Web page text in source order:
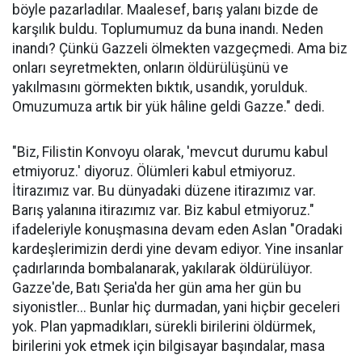
böyle pazarladılar. Maalesef, barış yalanı bizde de
karşılık buldu. Toplumumuz da buna inandı. Neden
inandı? Çünkü Gazzeli ölmekten vazgeçmedi. Ama biz
onları seyretmekten, onların öldürülüşünü ve
yakılmasını görmekten bıktık, usandık, yorulduk.
Omuzumuza artık bir yük hâline geldi Gazze." dedi.
"Biz, Filistin Konvoyu olarak, 'mevcut durumu kabul
etmiyoruz.' diyoruz. Ölümleri kabul etmiyoruz.
İtirazımız var. Bu dünyadaki düzene itirazımız var.
Barış yalanına itirazımız var. Biz kabul etmiyoruz."
ifadeleriyle konuşmasına devam eden Aslan "Oradaki
kardeşlerimizin derdi yine devam ediyor. Yine insanlar
çadırlarında bombalanarak, yakılarak öldürülüyor.
Gazze'de, Batı Şeria'da her gün ama her gün bu
siyonistler... Bunlar hiç durmadan, yani hiçbir geceleri
yok. Plan yapmadıkları, sürekli birilerini öldürmek,
birilerini yok etmek için bilgisayar başındalar, masa